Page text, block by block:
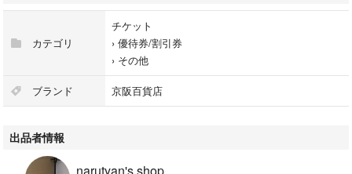
カテゴリ
チケット
› 優待券/割引券
› その他
ブランド 京阪百貨店
出品者情報